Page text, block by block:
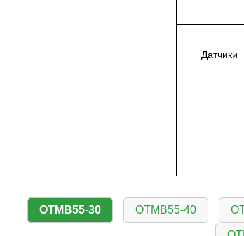
OTMB55-30 OTMB55-40